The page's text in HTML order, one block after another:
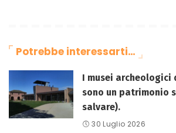
Potrebbe interessarti…
I musei archeologici
sono un patrimonio
salvare).
30 Luglio 2026